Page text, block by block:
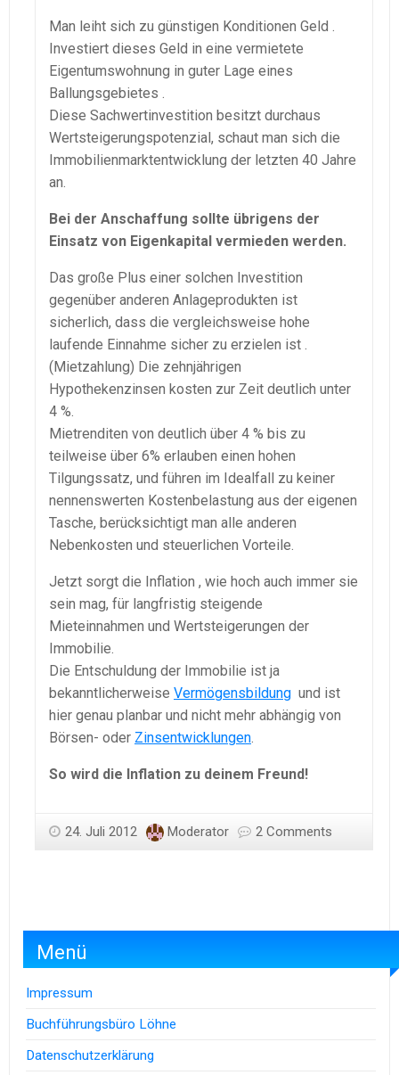
Man leiht sich zu günstigen Konditionen Geld .
Investiert dieses Geld in eine vermietete
Eigentumswohnung in guter Lage eines
Ballungsgebietes .
Diese Sachwertinvestition besitzt durchaus
Wertsteigerungspotenzial, schaut man sich die
Immobilienmarktentwicklung der letzten 40 Jahre
an.
Bei der Anschaffung sollte übrigens der
Einsatz von Eigenkapital vermieden werden.
Das große Plus einer solchen Investition
gegenüber anderen Anlageprodukten ist
sicherlich, dass die vergleichsweise hohe
laufende Einnahme sicher zu erzielen ist .
(Mietzahlung) Die zehnjährigen
Hypothekenzinsen kosten zur Zeit deutlich unter
4 %.
Mietrenditen von deutlich über 4 % bis zu
teilweise über 6% erlauben einen hohen
Tilgungssatz, und führen im Idealfall zu keiner
nennenswerten Kostenbelastung aus der eigenen
Tasche, berücksichtigt man alle anderen
Nebenkosten und steuerlichen Vorteile.
Jetzt sorgt die Inflation , wie hoch auch immer sie
sein mag, für langfristig steigende
Mieteinnahmen und Wertsteigerungen der
Immobilie.
Die Entschuldung der Immobilie ist ja
bekanntlicherweise Vermögensbildung und ist
hier genau planbar und nicht mehr abhängig von
Börsen- oder Zinsentwicklungen.
So wird die Inflation zu deinem Freund!
24. Juli 2012 Moderator 2 Comments
Menü
Impressum
Buchführungsbüro Löhne
Datenschutzerklärung